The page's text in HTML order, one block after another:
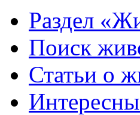
Раздел
Поиск
Статьи о